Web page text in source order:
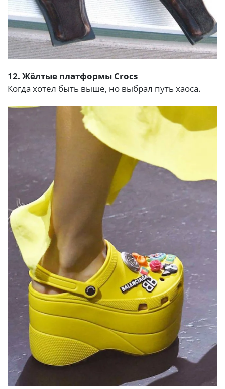
12. Жёлтые платформы Crocs
Когда хотел быть выше, но выбрал путь хаоса.